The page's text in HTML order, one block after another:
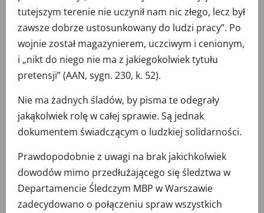
tutejszym terenie nie uczynił nam nic złego, lecz był
zawsze dobrze ustosunkowany do ludzi pracy”. Po
wojnie został magazynierem, uczciwym i cenionym,
i „nikt do niego nie ma z jakiegokolwiek tytułu
pretensji” (AAN, sygn. 230, k. 52).
Nie ma żadnych śladów, by pisma te odegrały
jakąkolwiek rolę w całej sprawie. Są jednak
dokumentem świadczącym o ludzkiej solidarności.
Prawdopodobnie z uwagi na brak jakichkolwiek
dowodów mimo przedłużającego się śledztwa w
Departamencie Śledczym MBP w Warszawie
zadecydowano o połączeniu spraw wszystkich